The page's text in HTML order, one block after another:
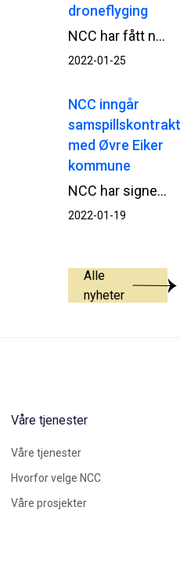
droneflyging
NCC har fått ny godkjenning for fortsatt droneflyging i sine anleggsprosjekt, etter at nye, strengere europeiske regler for å fly drone begynte å gjelde fra nyttår.
2022-01-25
NCC inngår
samspillskontrakt
med Øvre Eiker
kommune
NCC har signert samspillskontrakt med Øvre Eiker kommune for nytt renseanlegg i Hokksund.
2022-01-19
Alle
nyheter
Våre tjenester
Våre tjenester
Hvorfor velge NCC
Våre prosjekter